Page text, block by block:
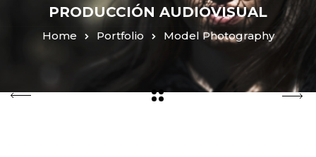
PRODUCCIÓN AUDIOVISUAL
Home Portfolio Model Photography